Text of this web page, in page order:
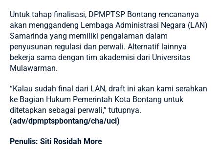
Untuk tahap finalisasi, DPMPTSP Bontang rencananya
akan menggandeng Lembaga Administrasi Negara (LAN)
Samarinda yang memiliki pengalaman dalam
penyusunan regulasi dan perwali. Alternatif lainnya
bekerja sama dengan tim akademisi dari Universitas
Mulawarman.
“Kalau sudah final dari LAN, draft ini akan kami serahkan
ke Bagian Hukum Pemerintah Kota Bontang untuk
ditetapkan sebagai perwali,” tutupnya.
(adv/dpmptspbontang/cha/uci)
Penulis: Siti Rosidah More